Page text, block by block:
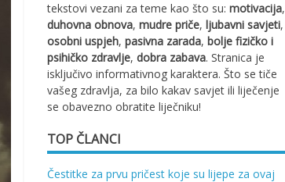
tekstovi vezani za teme kao što su:motivacija,
duhovna obnova,mudre priče,ljubavni savjeti,
osobni uspjeh,pasivna zarada,bolje fizičko i
psihičko zdravlje,dobra zabava. Stranica je
isključivo informativnog karaktera. Što se tiče
vašeg zdravlja, za bilo kakav savjet ili liječenje
se obavezno obratite liječniku!
TOP ČLANCI
Čestitke za prvu pričest koje su lijepe za ovaj